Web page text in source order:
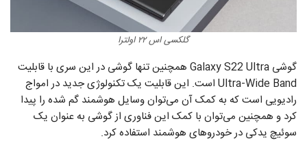
گلکسی اس ۲۲ اولترا
گوشی Galaxy S22 Ultra همچنین تنها گوشی در این سری با قابلیت
Ultra-Wide Band است. این قابلیت یک تکنولوژی جدید در امواج
رادیویی است که به کمک آن می‌توان وسایل هوشمند گم شده را پیدا
کرد و همچنین می‌توان با کمک این فناوری از گوشی به عنوان یک
سوئیچ یدکی در خودروهای هوشمند استفاده کرد.